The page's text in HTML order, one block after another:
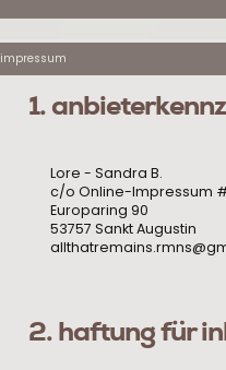
impressum
1.
Lore - Sandra B.
c/o Online-Impressum
Europaring 90
53757 Sankt Augustin
2. haftung für